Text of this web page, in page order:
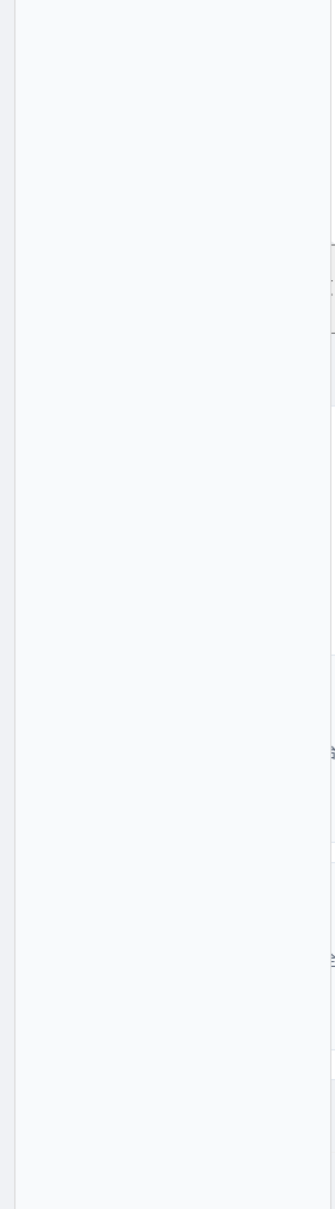
🗑️ 删除所有重复
国家移民管理局官方服务平
国家发展改革委牵头建设的